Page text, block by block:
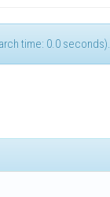
time: 0.0 seconds).